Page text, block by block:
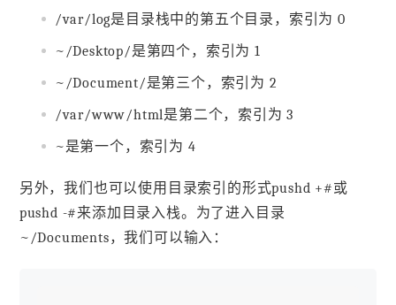
/var/log是目录栈中的第五个目录，索引为 0
~/Desktop/是第四个，索引为 1
~/Document/是第三个，索引为 2
/var/www/html是第二个，索引为 3
~是第一个，索引为 4
另外，我们也可以使用目录索引的形式pushd +#或
pushd -#来添加目录入栈。为了进入目录
~/Documents，我们可以输入：